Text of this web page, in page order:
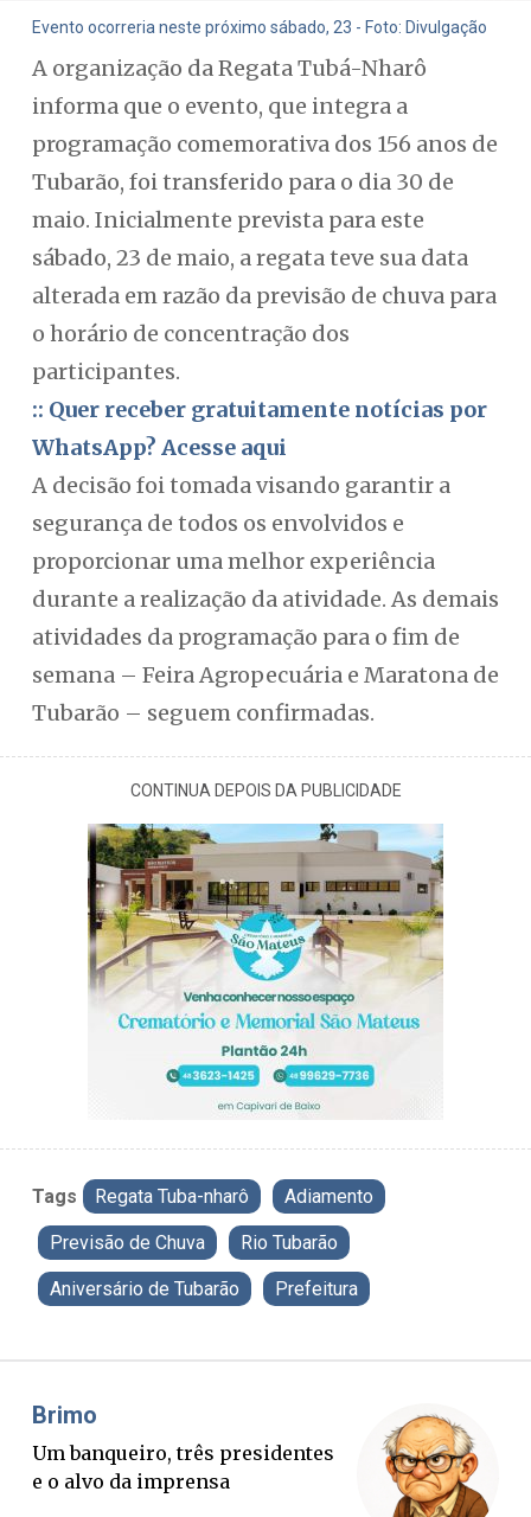
Evento ocorreria neste próximo sábado, 23 - Foto: Divulgação
A organização da Regata Tubá-Nharô
informa que o evento, que integra a
programação comemorativa dos 156 anos de
Tubarão, foi transferido para o dia 30 de
maio. Inicialmente prevista para este
sábado, 23 de maio, a regata teve sua data
alterada em razão da previsão de chuva para
o horário de concentração dos
participantes.
:: Quer receber gratuitamente notícias por
WhatsApp? Acesse aqui
A decisão foi tomada visando garantir a
segurança de todos os envolvidos e
proporcionar uma melhor experiência
durante a realização da atividade. As demais
atividades da programação para o fim de
semana – Feira Agropecuária e Maratona de
Tubarão – seguem confirmadas.
CONTINUA DEPOIS DA PUBLICIDADE
Tags Regata Tuba-nharô Adiamento
Previsão de Chuva Rio Tubarão
Aniversário de Tubarão Prefeitura
O Boato corre mais rápido que a
verdade. Mas quem paga a